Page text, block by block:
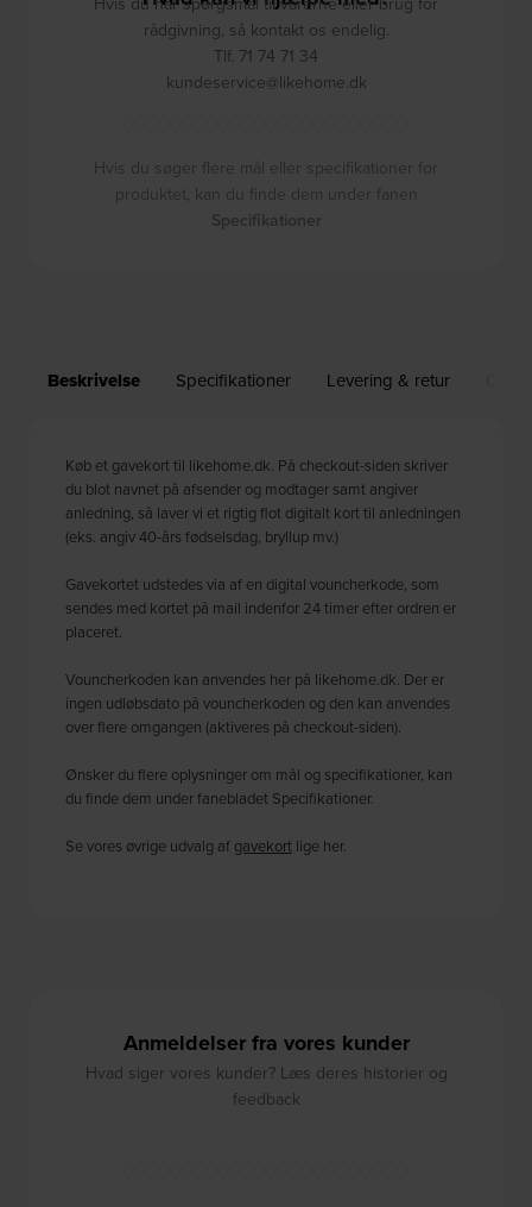
Beskrivelse Specifikationer Levering & retur
Køb et gavekort til likehome.dk. På checkout-siden skriver
du blot navnet på afsender og modtager samt angiver
anledning, så laver vi et rigtig flot digitalt kort til anledningen
(eks. angiv 40-års fødselsdag, bryllup mv.)
Gavekortet udstedes via af en digital vouncherkode, som
sendes med kortet på mail indenfor 24 timer efter ordren er
placeret.
Vouncherkoden kan anvendes her på likehome.dk. Der er
ingen udløbsdato på vouncherkoden og den kan anvendes
over flere omgangen (aktiveres på checkout-siden).
Ønsker du flere oplysninger om mål og specifikationer, kan
du finde dem under fanebladet Specifikationer.
Se vores øvrige udvalg af gavekort lige her.
Anmeldelser fra vores kunder
Hvad siger vores kunder? Læs deres historier og
feedback
rådgivning, så kontakt os endelig.
Tlf. 71 74 71 34
kundeservice@likehome.dk
Hvis du søger flere mål eller specifikationer for
produktet, kan du finde dem under fanen
Specifikationer